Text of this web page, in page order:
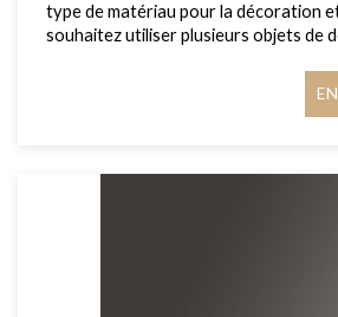
type de matériau pour la décoration
souhaitez utiliser plusieurs objets de